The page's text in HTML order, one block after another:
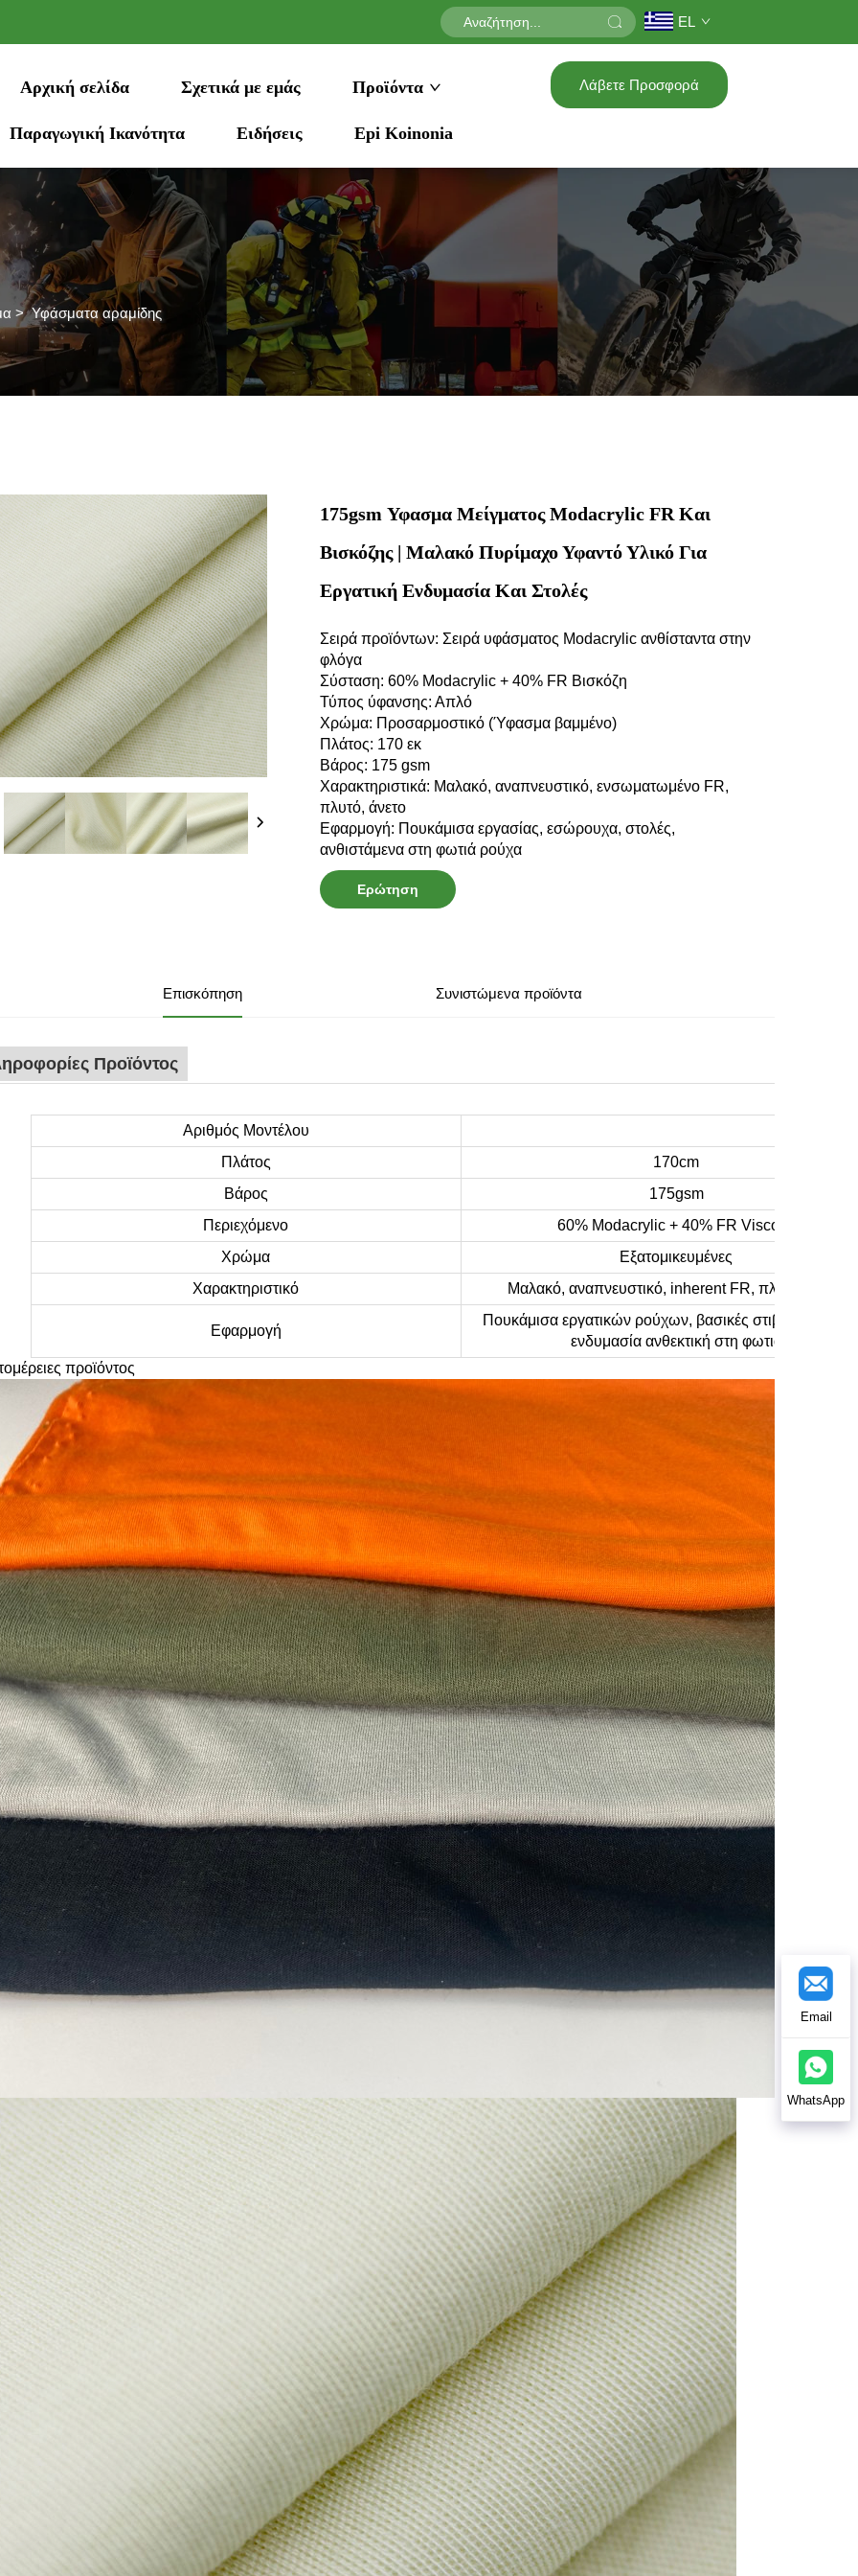
EL
Αρχική σελίδα Σχετικά με εμάς Προϊόντα
Παραγωγική Ικανότητα Ειδήσεις Epi Koinonia
Λάβετε Προσφορά
>Υφάσματα αραμίδης
175gsm Υφασμα Μείγματος Modacrylic FR Και
Βισκόζης | Μαλακό Πυρίμαχο Υφαντό Υλικό Για
Εργατική Ενδυμασία Και Στολές
Σειρά προϊόντων: Σειρά υφάσματος Modacrylic ανθίσταντα στην
φλόγα
Σύσταση: 60% Modacrylic + 40% FR Βισκόζη
Τύπος ύφανσης: Απλό
Χρώμα: Προσαρμοστικό (Ύφασμα βαμμένο)
Πλάτος: 170 εκ
Βάρος: 175 gsm
Χαρακτηριστικά: Μαλακό, αναπνευστικό, ενσωματωμένο FR,
πλυτό, άνετο
Εφαρμογή: Πουκάμισα εργασίας, εσώρουχα, στολές,
ανθιστάμενα στη φωτιά ρούχα
Ερώτηση
Επισκόπηση Συνιστώμενα προϊόντα
Προϊόντος
Αριθμός Μοντέλου
Πλάτος
170cm
Βάρος
175gsm
Περιεχόμενο
60% Modacrylic + 40% FR Viscose
Χρώμα
Εξατομικευμένες
Χαρακτηριστικό
Μαλακό, αναπνευστικό, inherent FR, πλυτό, άνετο
Εφαρμογή
Πουκάμισα εργατικών ρούχων, βασικές στιβάδες,
ενδυμασία ανθεκτική στη φωτιά
προϊόντος
Email
WhatsApp